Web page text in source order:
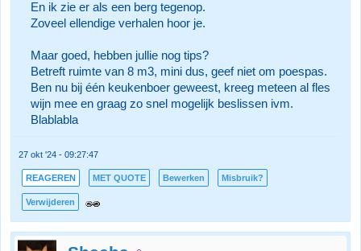
En ik zie er als een berg tegenop.
Zoveel ellendige verhalen hoor je.
Maar goed, hebben jullie nog tips?
Betreft ruimte van 8 m3, mini dus, geef niet om poespas.
Ben nu bij één keukenboer geweest, kreeg meteen al fles
wijn mee en graag zo snel mogelijk beslissen ivm.
Blablabla
27 okt '24 - 09:27:47
REAGEREN MET QUOTE Bewerken Misbruik?
Verwijderen